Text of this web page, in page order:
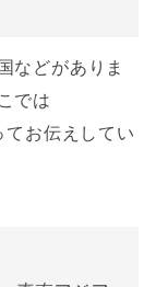
などがありま
では
てお伝えしてい